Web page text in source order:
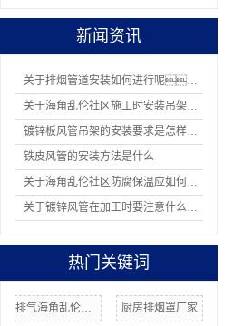
新闻资讯
关于排烟管道安装如何进行呢？
关于海角乱伦社区施工时安装吊架有哪8项规定
镀锌板风管吊架的安装要求是怎样的？
铁皮风管的安装方法是什么
关于海角乱伦社区防腐保温应如何操作
关于镀锌风管在加工时要注意什么问题
热门关键词
厨房排烟罩厂家